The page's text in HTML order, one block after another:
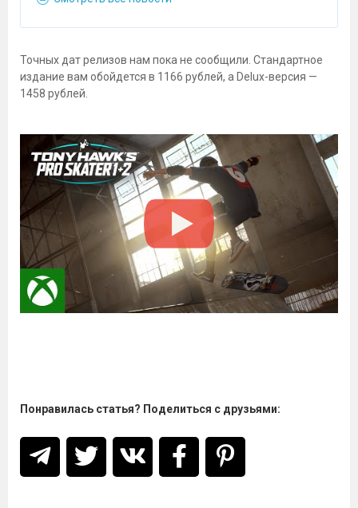
Точных дат релизов нам пока не сообщили. Стандартное
издание вам обойдется в 1166 рублей, а Delux-версия —
1458 рублей.
Понравилась статья? Поделиться с друзьями: